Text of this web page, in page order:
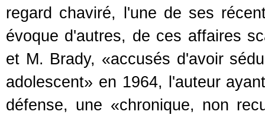
regard chaviré, l'une de ses
évoque d'autres, de ces affaires
et M. Brady, «accusés d'avoir
adolescent» en 1964, l'auteur
défense, une «chronique, non